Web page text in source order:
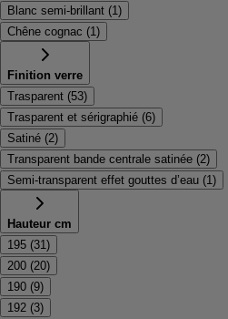
Blanc semi-brillant (1 )
Chêne cognac (1 )
Finition verre
Trasparent (53)
Trasparent et sérigraphié (6)
Satiné (2)
Transparent bande centrale satinée (2)
Semi-transparent effet gouttes d’eau (1 )
Hauteur cm
195 (31 )
200 (20)
190 (9)
192 (3)